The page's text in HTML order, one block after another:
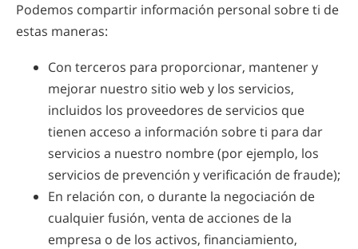
Podemos compartir información personal sobre ti de
estas maneras:
Con terceros para proporcionar, mantener y
mejorar nuestro sitio web y los servicios,
incluidos los proveedores de servicios que
tienen acceso a información sobre ti para dar
servicios a nuestro nombre (por ejemplo, los
servicios de prevención y verificación de fraude);
En relación con, o durante la negociación de
cualquier fusión, venta de acciones de la
empresa o de los activos, financiamiento,